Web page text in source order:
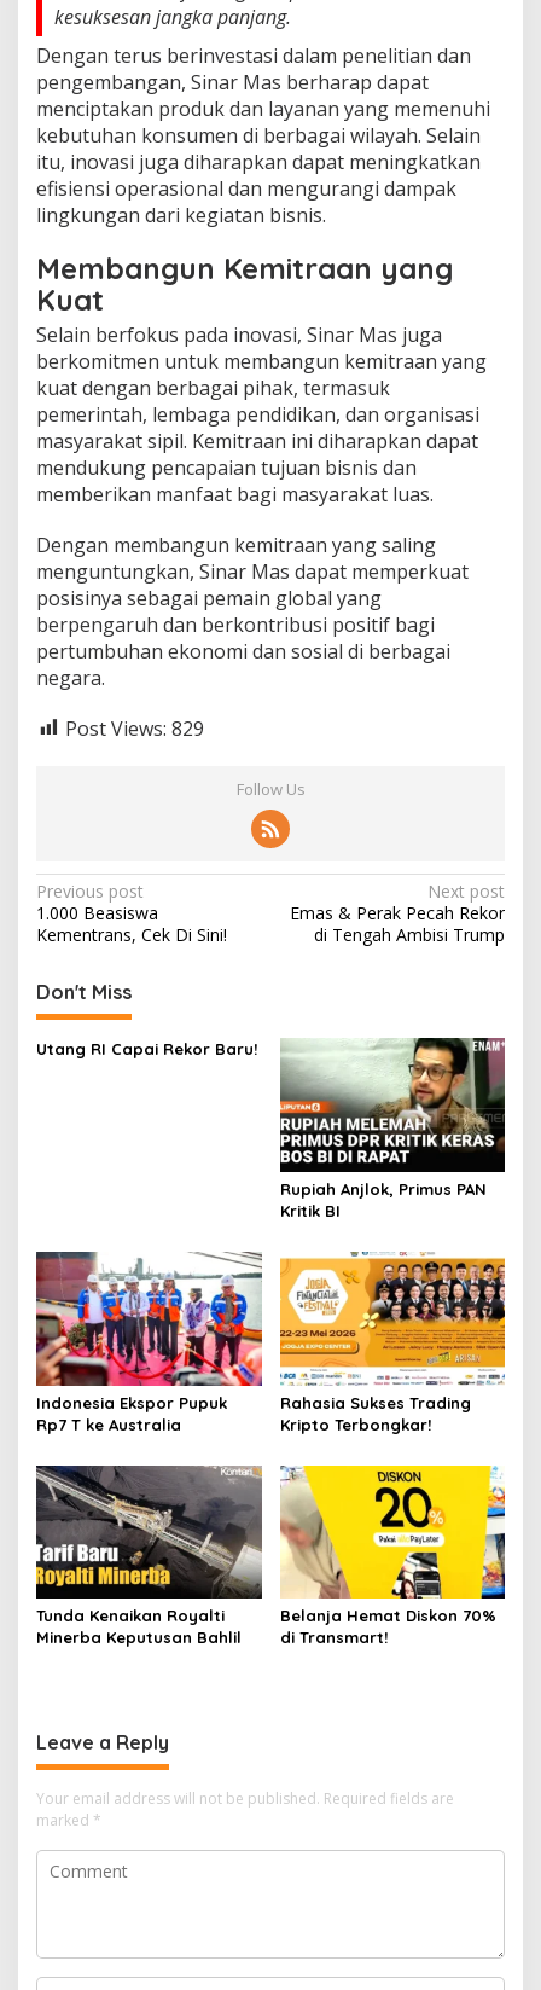
kesuksesan jangka panjang.
Dengan terus berinvestasi dalam penelitian dan
pengembangan, Sinar Mas berharap dapat
menciptakan produk dan layanan yang memenuhi
kebutuhan konsumen di berbagai wilayah. Selain
itu, inovasi juga diharapkan dapat meningkatkan
efisiensi operasional dan mengurangi dampak
lingkungan dari kegiatan bisnis.
Membangun Kemitraan yang
Kuat
Selain berfokus pada inovasi, Sinar Mas juga
berkomitmen untuk membangun kemitraan yang
kuat dengan berbagai pihak, termasuk
pemerintah, lembaga pendidikan, dan organisasi
masyarakat sipil. Kemitraan ini diharapkan dapat
mendukung pencapaian tujuan bisnis dan
memberikan manfaat bagi masyarakat luas.
Dengan membangun kemitraan yang saling
menguntungkan, Sinar Mas dapat memperkuat
posisinya sebagai pemain global yang
berpengaruh dan berkontribusi positif bagi
pertumbuhan ekonomi dan sosial di berbagai
negara.
Post Views: 829
Follow Us
Post
navigation
Previous post
1.000 Beasiswa
Kementrans, Cek Di Sini!
Next post
Emas & Perak Pecah Rekor
di Tengah Ambisi Trump
Don't Miss
Utang RI Capai Rekor Baru!
Rupiah Anjlok, Primus PAN
Kritik BI
Indonesia Ekspor Pupuk
Rp7 T ke Australia
Rahasia Sukses Trading
Kripto Terbongkar!
Tunda Kenaikan Royalti
Minerba Keputusan Bahlil
Belanja Hemat Diskon 70%
di Transmart!
Leave a Reply
Your email address will not be published. Required fields are
marked *